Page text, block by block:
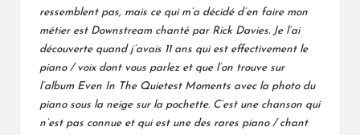
ressemblent pas, mais ce qui m’a décidé d’en faire mon
métier est Downstream chanté par Rick Davies. Je l’ai
découverte quand j’avais 11 ans qui est effectivement le
piano / voix dont vous parlez et que l’on trouve sur
l’album Even In The Quietest Moments avec la photo du
piano sous la neige sur la pochette. C’est une chanson qui
n’est pas connue et qui est une des rares piano / chant